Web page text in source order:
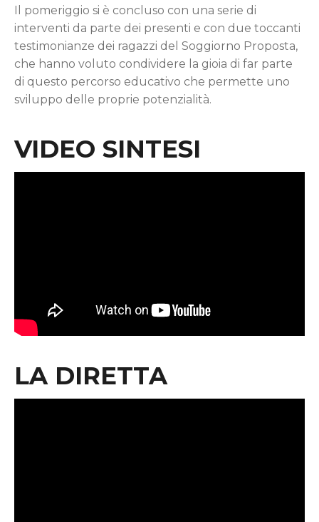
Il pomeriggio si è concluso con una serie di
interventi da parte dei presenti e con due toccanti
testimonianze dei ragazzi del Soggiorno Proposta,
che hanno voluto condividere la gioia di far parte
di questo percorso educativo che permette uno
sviluppo delle proprie potenzialità.
VIDEO SINTESI
LA DIRETTA